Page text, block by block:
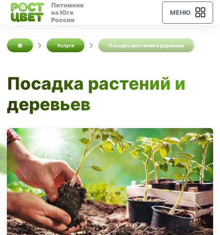
Питомник
на Юге
России
МЕНЮ
Услуги Посадка растений и деревьев
Посадка растений и
деревьев